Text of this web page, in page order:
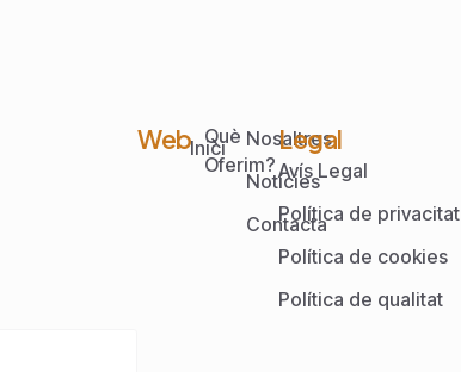
WebInici
Què
Oferim?
Nosaltres
Notícies
Contacta
Legal
Avís Legal
Política de privacitat
Política de cookies
Política de qualitat